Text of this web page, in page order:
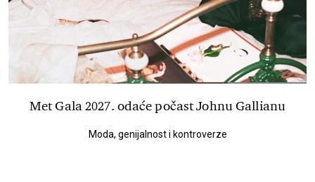
Met Gala 2027. odaće počast Johnu Gallianu
Moda, genijalnost i kontroverze